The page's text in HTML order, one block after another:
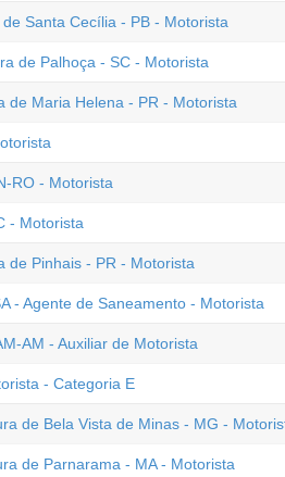
Santa Cecília - PB - Motorista
de Palhoça - SC - Motorista
de Maria Helena - PR - Motorista
RO - Motorista
- Motorista
de Pinhais - PR - Motorista
- Agente de Saneamento - Motorista
AM - Auxiliar de Motorista
- Categoria E
de Bela Vista de Minas - MG -
de Parnarama - MA - Motorista